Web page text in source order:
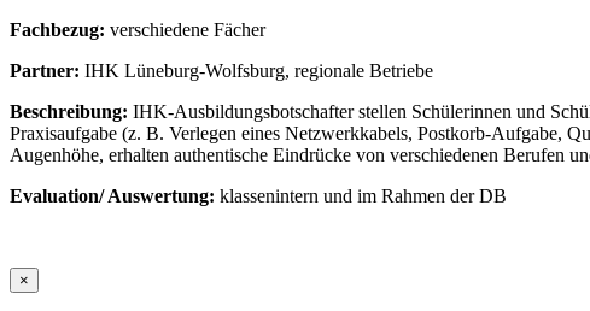
Fachbezug: verschiedene Fächer
Partner: IHK Lüneburg-Wolfsburg, regionale Betriebe
Beschreibung: IHK-Ausbildungsbotschafter stellen Schülerinnen und
Praxisaufgabe (z. B. Verlegen eines Netzwerkkabels, Postkorb-Aufgabe,
Augenhöhe, erhalten authentische Eindrücke von verschiedenen Berufen
Evaluation/ Auswertung: klassenintern und im Rahmen der DB
×